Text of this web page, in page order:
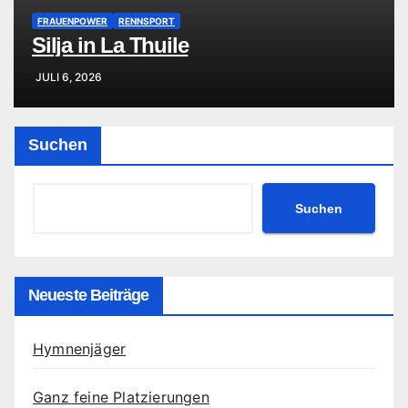
FRAUENPOWER RENNSPORT
Silja in La Thuile
JULI 6, 2026
Suchen
Suchen
Neueste Beiträge
Hymnenjäger
Ganz feine Platzierungen